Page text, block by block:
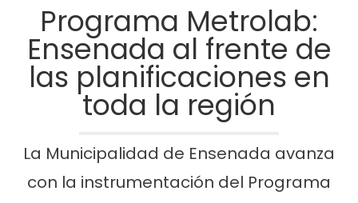
Programa Metrolab:
Ensenada al frente de
las planificaciones en
toda la región
La Municipalidad de Ensenada avanza
con la instrumentación del Programa